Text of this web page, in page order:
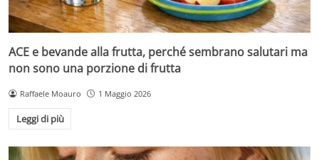
ACE e bevande alla frutta, perché sembrano salutari ma
non sono una porzione di frutta
Raffaele Moauro 1 Maggio 2026
Leggi di più